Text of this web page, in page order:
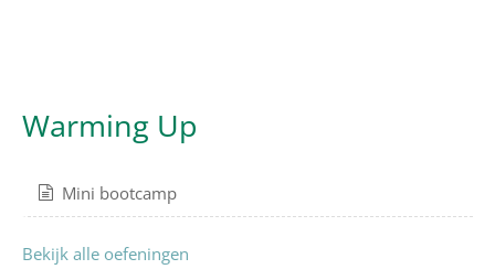
Warming Up
Mini bootcamp
Bekijk alle oefeningen